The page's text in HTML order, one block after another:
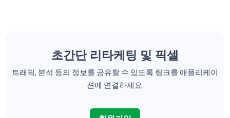
트래픽, 분석 등의 정보를 공유할 수 있도록 링크를 애플리케이
션에 연결하세요.
회원가입